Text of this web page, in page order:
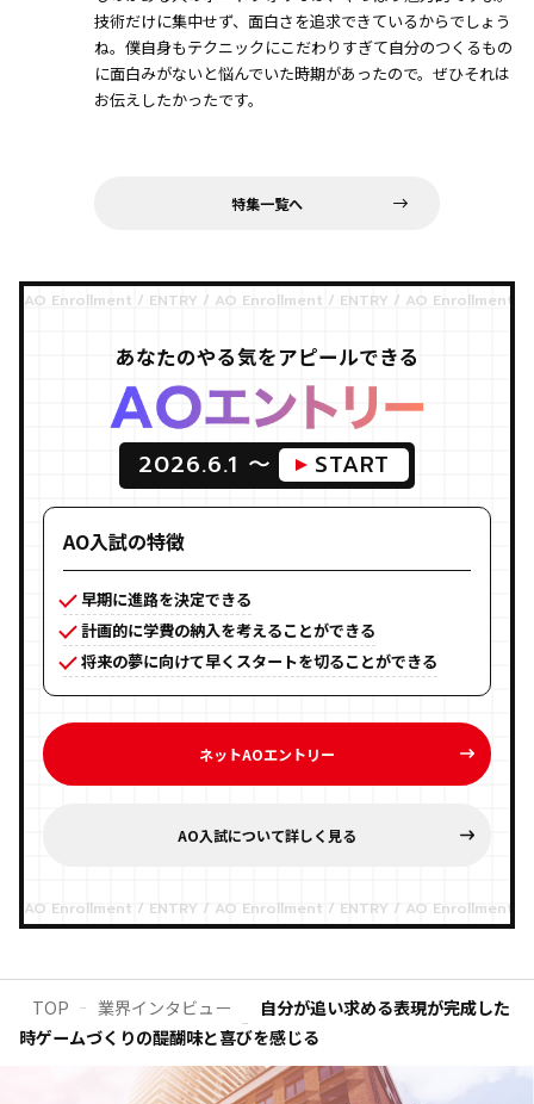
技術だけに集中せず、面白さを追求できているからでしょう
ね。僕自身もテクニックにこだわりすぎて自分のつくるもの
に面白みがないと悩んでいた時期があったので。ぜひそれは
お伝えしたかったです。
特集一覧へ
あなたのやる気をアピールできる
2026.6.1 〜 START
AO入試の特徴
早期に進路を決定できる
計画的に学費の納入を考えることができる
将来の夢に向けて早くスタートを切ることができる
ネットAOエントリー
AO入試について詳しく見る
TOP 業界インタビュー
自分が追い求める表現が完成した
時ゲームづくりの醍醐味と喜びを感じる